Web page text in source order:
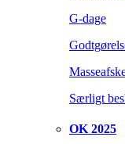
G-dage
Særligt
OK 2025